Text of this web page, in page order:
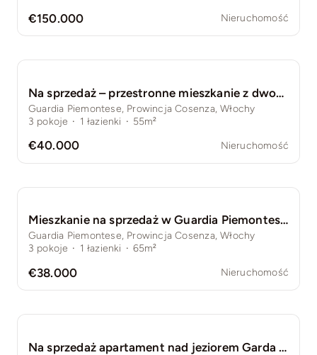
€150.000 Nieruchomość
Na sprzedaż – przestronne mieszkanie z dwoma balkonami w Guardia Piemontese
Guardia Piemontese, Prowincja Cosenza, Włochy
3 pokoje · 1 łazienki · 55m²
€40.000 Nieruchomość
Mieszkanie na sprzedaż w Guardia Piemontese, Prowincja Cosenza, Włochy, Kalabria – 3 pokoje, 65 m², balkon
Guardia Piemontese, Prowincja Cosenza, Włochy
3 pokoje · 1 łazienki · 65m²
€38.000 Nieruchomość
Na sprzedaż apartament nad jeziorem Garda w Pacengo di Lazise